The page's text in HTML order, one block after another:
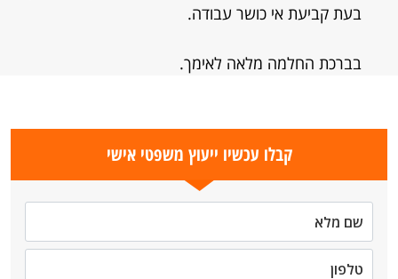
בעת קביעת אי כושר עבודה.
בברכת החלמה מלאה לאימך.
קבלו עכשיו ייעוץ משפטי אישי